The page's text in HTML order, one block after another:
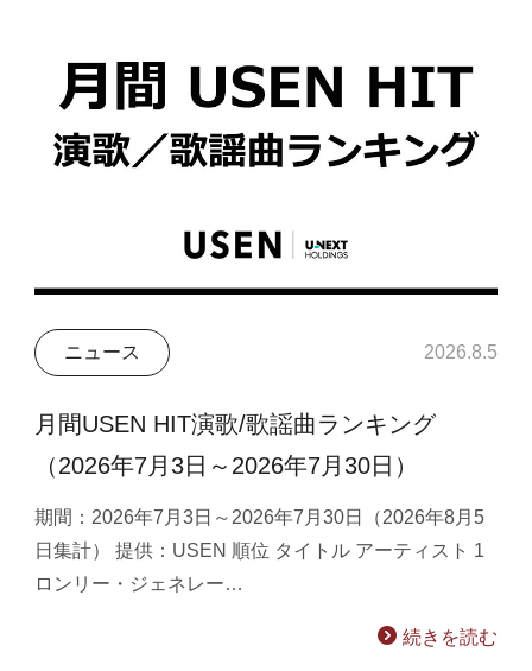
ニュース 2026.8.5
月間USEN HIT演歌/歌謡曲ランキング
（2026年7月3日～2026年7月30日）
期間：2026年7月3日～2026年7月30日（2026年8月5
日集計） 提供：USEN 順位 タイトル アーティスト 1
ロンリー・ジェネレー…
続きを読む